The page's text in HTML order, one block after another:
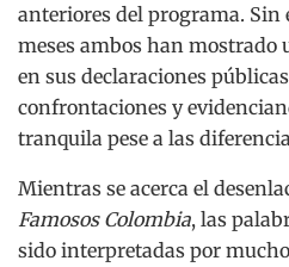
anteriores del programa.
meses ambos han mostrado
en sus declaraciones
confrontaciones y
tranquila pese a las
Mientras se acerca el
Famosos Colombia, las
sido interpretadas por